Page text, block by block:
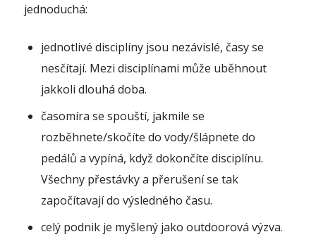
jednoduchá:
jednotlivé disciplíny jsou nezávislé, časy se
nesčítají. Mezi disciplínami může uběhnout
jakkoli dlouhá doba.
časomíra se spouští, jakmile se
rozběhnete/skočíte do vody/šlápnete do
pedálů a vypíná, když dokončíte disciplínu.
Všechny přestávky a přerušení se tak
započítavají do výsledného času.
celý podnik je myšlený jako outdoorová výzva.